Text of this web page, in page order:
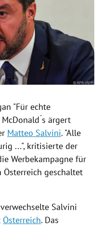
"Für echte
́s ärgert
Matteo Salvini. "Alle
...", kritisierte der
Werbekampagne für
Österreich geschaltet
verwechselte Salvini
Österreich. Das